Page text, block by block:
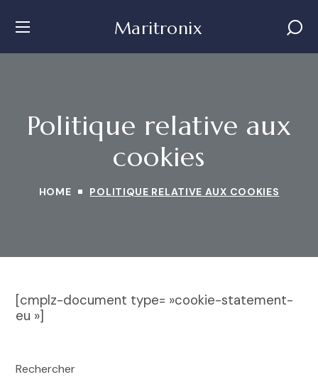
Maritronix
Politique relative aux
cookies
HOME POLITIQUE RELATIVE AUX COOKIES
[cmplz-document type= »cookie-statement-
eu »]
Rechercher